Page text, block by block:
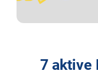
7 aktive